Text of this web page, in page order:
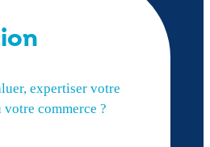
expertiser votre
commerce ?